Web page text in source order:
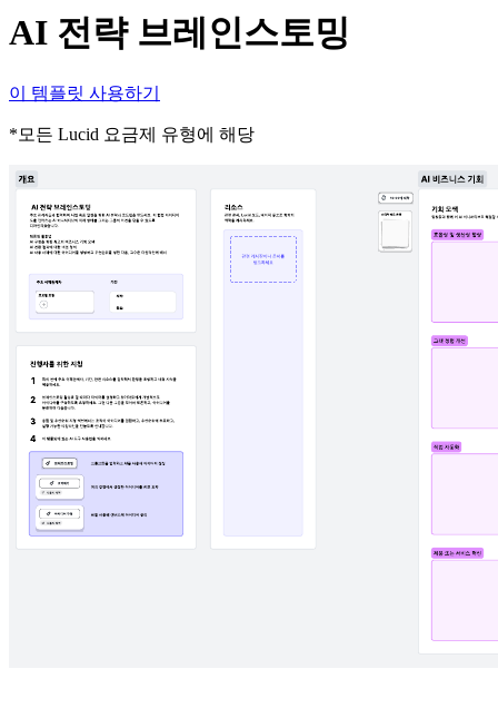
AI 전략 브레인스토밍
이 템플릿 사용하기
*모든 Lucid 요금제 유형에 해당